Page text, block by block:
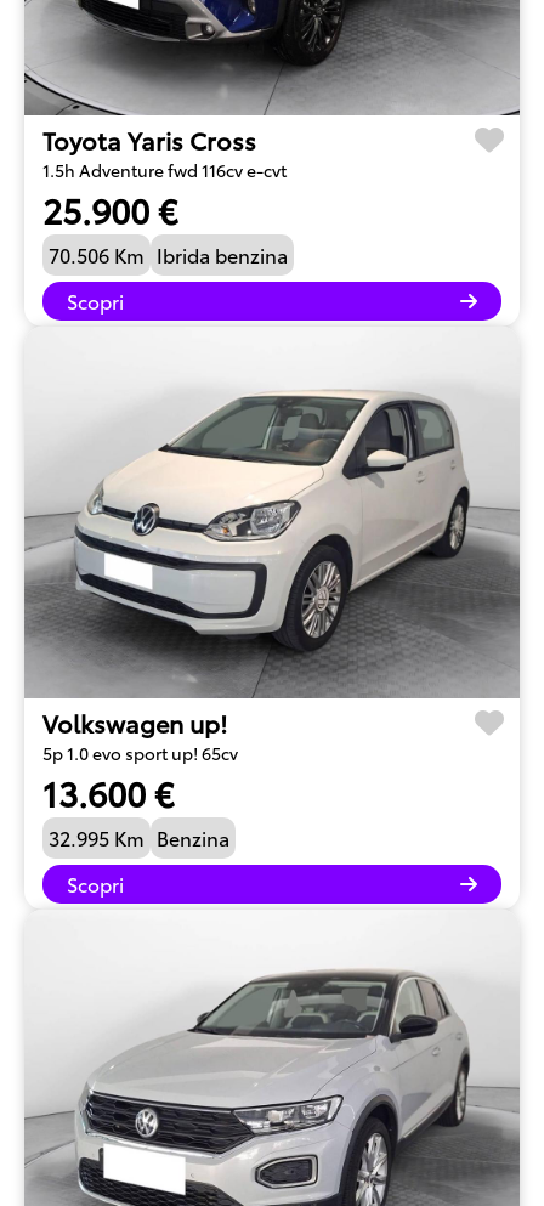
Toyota Yaris Cross
1.5h Adventure fwd 116cv e-cvt
25.900 €
70.506 Km Ibrida benzina
Scopri
Volkswagen up!
5p 1.0 evo sport up! 65cv
13.600 €
32.995 Km Benzina
Scopri